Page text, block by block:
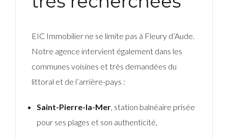
EIC Immobilier ne se limite pas à Fleury d’Aude.
Notre agence intervient également dans les
communes voisines et très demandées du
littoral et de l’arrière-pays :
Saint-Pierre-la-Mer, station balnéaire prisée
pour ses plages et son authenticité,